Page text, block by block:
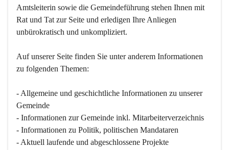
Amtsleiterin sowie die Gemeindeführung stehen Ihnen mit
Rat und Tat zur Seite und erledigen Ihre Anliegen
unbürokratisch und unkompliziert.
Auf unserer Seite finden Sie un­ter an­de­rem Informationen
zu folgenden Themen:
- Allgemeine und geschichtliche Informationen zu unserer
Gemeinde
- Informationen zur Gemeinde inkl. Mitarbeiterverzeichnis
- Informationen zu Politik, politischen Mandataren
- Aktuell laufende und abgeschlossene Projekte